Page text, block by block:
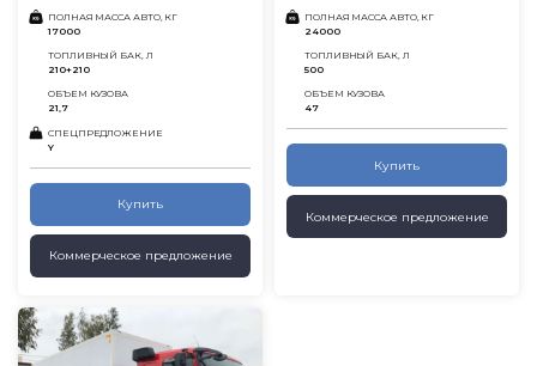
ПОЛНАЯ МАССА АВТО, КГ
17000
ТОПЛИВНЫЙ БАК, Л
210+210
ОБЪЕМ КУЗОВА
21,7
СПЕЦПРЕДЛОЖЕНИЕ
Y
Купить
Коммерческое предложение
ПОЛНАЯ МАССА АВТО, КГ
24000
ТОПЛИВНЫЙ БАК, Л
500
ОБЪЕМ КУЗОВА
47
Купить
Коммерческое предложение